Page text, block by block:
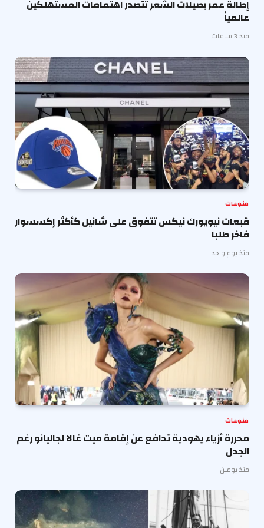
إطالة عمر بصيلات الشعر تتصدر اهتمامات المستهلكين
عالمياً
منذ 3 ساعات
منوعات
قبعات نيويورك نيكس تتفوق على شانيل كأكثر إكسسوار
فاخر طلبا
منذ يوم واحد
منوعات
محررة أزياء يهودية تدافع عن إقامة ميت غالا لجاليانو رغم
الجدل
منذ يومين